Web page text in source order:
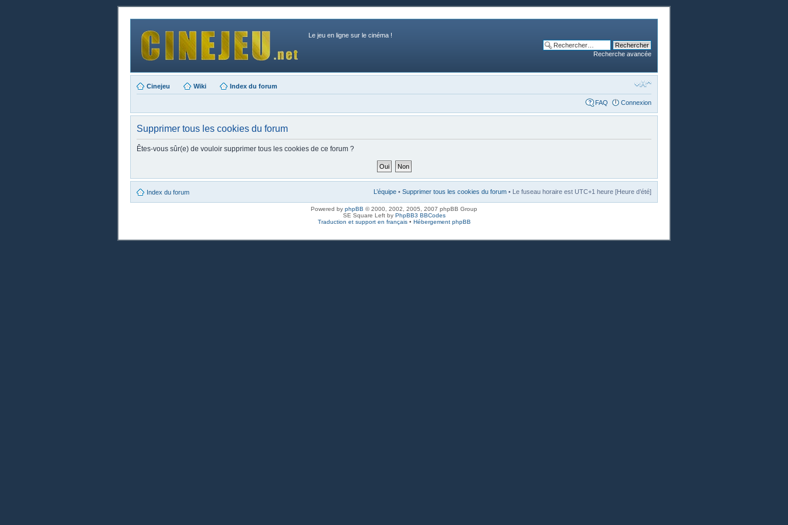
Le jeu en ligne sur le cinéma !
Recherche avancée
Cinejeu Wiki Index du forum
FAQ Connexion
Supprimer tous les cookies du forum
Êtes-vous sûr(e) de vouloir supprimer tous les cookies de ce forum ?
Index du forum L’équipe • Supprimer tous les cookies du forum • Le fuseau horaire est UTC+1 heure [Heure d’été]
Powered by phpBB © 2000, 2002, 2005, 2007 phpBB Group
SE Square Left by PhpBB3 BBCodes
Traduction et support en français• Hébergement phpBB